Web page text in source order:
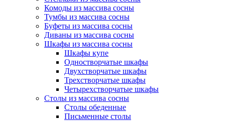
Комоды из массива сосны
Тумбы из массива сосны
Буфеты из массива сосны
Диваны из массива сосны
Шкафы из массива сосны
Шкафы купе
Одностворчатые шкафы
Двухстворчатые шкафы
Трехстворчатые шкафы
Четырехстворчатые шкафы
Столы из массива сосны
Столы обеденные
Письменные столы